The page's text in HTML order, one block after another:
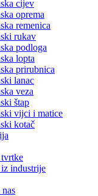
cijev
oprema
remenica
rukav
podloga
lopta
prirubnica
lanac
veza
štap
vijci i matice
kotač
industrije